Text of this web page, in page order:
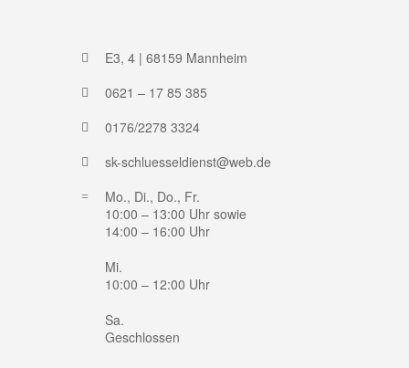
E3, 4 | 68159 Mannheim
0621 – 17 85 385
0176/2278 3324
sk-schluesseldienst@web.de
Mo., Di., Do., Fr.
10:00 – 13:00 Uhr sowie
14:00 – 16:00 Uhr
Mi.
10:00 – 12:00 Uhr
Sa.
Geschlossen